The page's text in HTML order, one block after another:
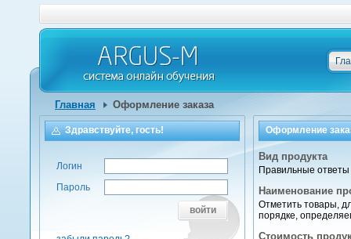
Главная Оформление заказа
Оформление
Вид продукта
Правильные ответы
Наименование
Отметить товары,
порядке,
Стоимость
Здравствуйте, гость!
Логин
Пароль
войти